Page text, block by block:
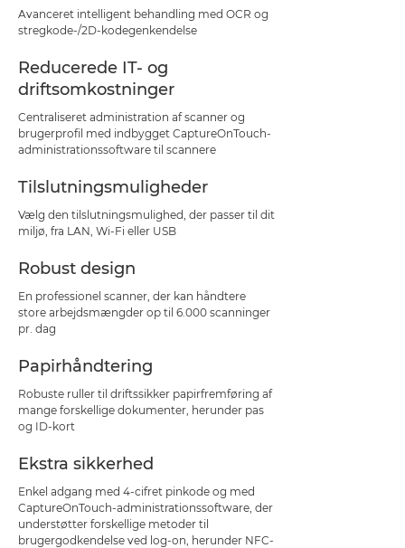
Avanceret intelligent behandling med OCR og
stregkode-/2D-kodegenkendelse
Reducerede IT- og
driftsomkostninger
Centraliseret administration af scanner og
brugerprofil med indbygget CaptureOnTouch-
administrationssoftware til scannere
Tilslutningsmuligheder
Vælg den tilslutningsmulighed, der passer til dit
miljø, fra LAN, Wi-Fi eller USB
Robust design
En professionel scanner, der kan håndtere
store arbejdsmængder op til 6.000 scanninger
pr. dag
Papirhåndtering
Robuste ruller til driftssikker papirfremføring af
mange forskellige dokumenter, herunder pas
og ID-kort
Ekstra sikkerhed
Enkel adgang med 4-cifret pinkode og med
CaptureOnTouch-administrationssoftware, der
understøtter forskellige metoder til
brugergodkendelse ved log-on, herunder NFC-